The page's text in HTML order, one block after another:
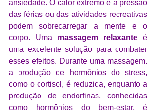
ansiedade. O calor extremo e a pressão
das férias ou das atividades recreativas
podem sobrecarregar a mente e o
corpo. Uma
massagem relaxante é
uma excelente solução para combater
esses efeitos. Durante uma massagem,
a produção de hormônios do stress,
como o cortisol, é reduzida, enquanto a
produção de endorfinas, conhecidas
como hormônios do bem-estar, é